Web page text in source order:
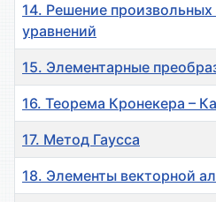
14. Решение
уравнений
15. Элементарные
16. Теорема Кронекера –
17. Метод Гаусса
18. Элементы векторной